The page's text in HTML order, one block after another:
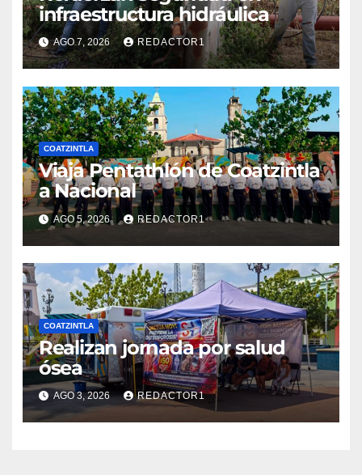
COATZINTLA
Viaja Pentathlón de Coatzintla
a Nacional
AGO 5, 2026 REDACTOR1
COATZINTLA
Realizan jornada por salud
ósea
AGO 3, 2026 REDACTOR1